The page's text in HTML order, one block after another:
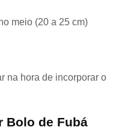
meio (20 a 25 cm)
na hora de incorporar o
Bolo de Fubá